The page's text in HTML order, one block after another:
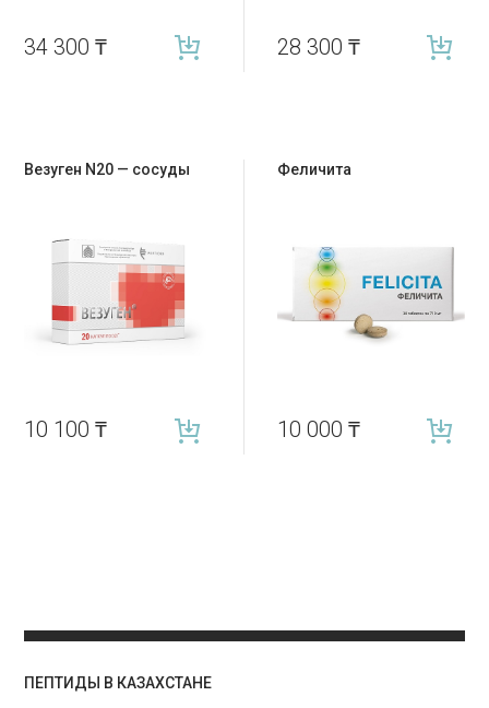
34 300₸ 28 300 ₸
Везуген N20 — сосуды
10 100₸
Феличита
10 000 ₸
ПЕПТИДЫ В КАЗАХСТАНЕ